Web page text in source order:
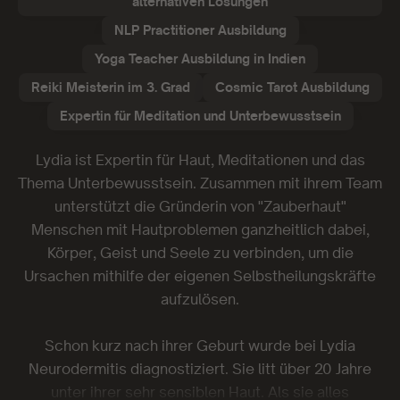
NLP Practitioner Ausbildung
Yoga Teacher Ausbildung in Indien
Reiki Meisterin im 3. Grad
Cosmic Tarot Ausbildung
Expertin für Meditation und Unterbewusstsein
Lydia ist Expertin für Haut, Meditationen und das
Thema Unterbewusstsein. Zusammen mit ihrem Team
unterstützt die Gründerin von "Zauberhaut"
Menschen mit Hautproblemen ganzheitlich dabei,
Körper, Geist und Seele zu verbinden, um die
Ursachen mithilfe der eigenen Selbstheilungskräfte
aufzulösen.
Schon kurz nach ihrer Geburt wurde bei Lydia
Neurodermitis diagnostiziert. Sie litt über 20 Jahre
unter ihrer sehr sensiblen Haut. Als sie alles